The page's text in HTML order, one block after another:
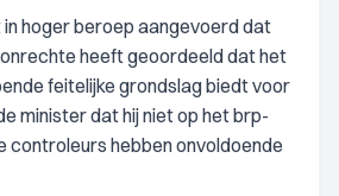
hoger beroep aangevoerd dat
heeft geoordeeld dat het
feitelijke grondslag biedt voor
minister dat hij niet op het brp-
controleurs hebben onvoldoende